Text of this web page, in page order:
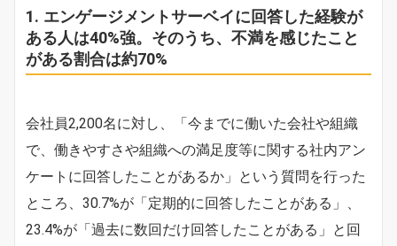
1. エンゲージメントサーベイに回答した経験が
ある人は40%強。そのうち、不満を感じたこと
がある割合は約70%
会社員2,200名に対し、「今までに働いた会社や組織
で、働きやすさや組織への満足度等に関する社内アン
ケートに回答したことがあるか」という質問を行った
ところ、30.7%が「定期的に回答したことがある」、
23.4%が「過去に数回だけ回答したことがある」と回